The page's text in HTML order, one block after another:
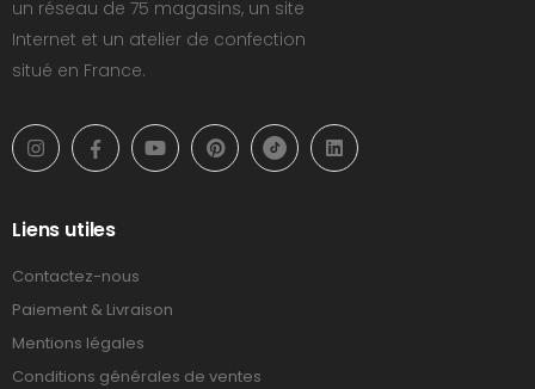
un réseau de 75 magasins, un site
Internet et un atelier de confection
situé en France.
Liens utiles
Contactez-nous
Paiement & Livraison
Mentions légales
Conditions générales de ventes